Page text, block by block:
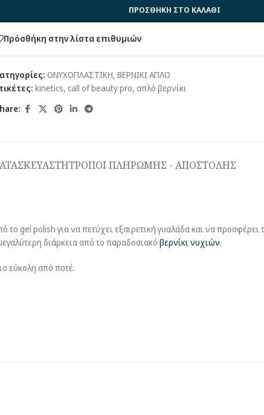
ΠΡΟΣΘΗΚΗ ΣΤΟ ΚΑΛΑΘΙ
Πρόσθήκη στην λίστα επιθυμιών
ΟΝΥΧΟΠΛΑΣΤΙΚΗ, ΒΕΡΝΙΚΙ ΑΠΛΟ
kinetics, call of beauty pro, απλό βερνίκι
ΤΡΟΠΟΙ ΠΛΗΡΩΜΗΣ - ΑΠΟΣΤΟΛΗΣ
gel polish για να πετύχει εξαιρετική γυαλάδα και να προσφέρει
διάρκεια από το παραδοσιακό βερνίκι νυχιών.
εύκολη από ποτέ.